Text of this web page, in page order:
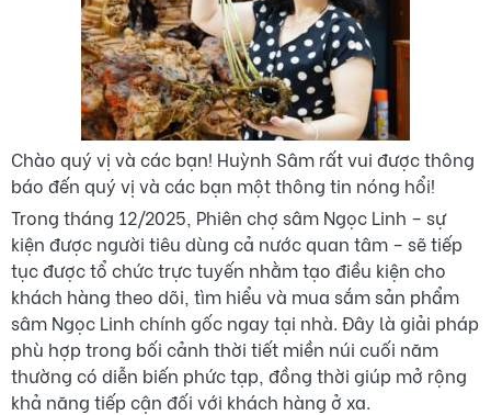
Chào quý vị và các bạn! Huỳnh Sâm rất vui được thông
báo đến quý vị và các bạn một thông tin nóng hổi!
Trong tháng 12/2025, Phiên chợ sâm Ngọc Linh – sự
kiện được người tiêu dùng cả nước quan tâm – sẽ tiếp
tục được tổ chức trực tuyến nhằm tạo điều kiện cho
khách hàng theo dõi, tìm hiểu và mua sắm sản phẩm
sâm Ngọc Linh chính gốc ngay tại nhà. Đây là giải pháp
phù hợp trong bối cảnh thời tiết miền núi cuối năm
thường có diễn biến phức tạp, đồng thời giúp mở rộng
khả năng tiếp cận đối với khách hàng ở xa.